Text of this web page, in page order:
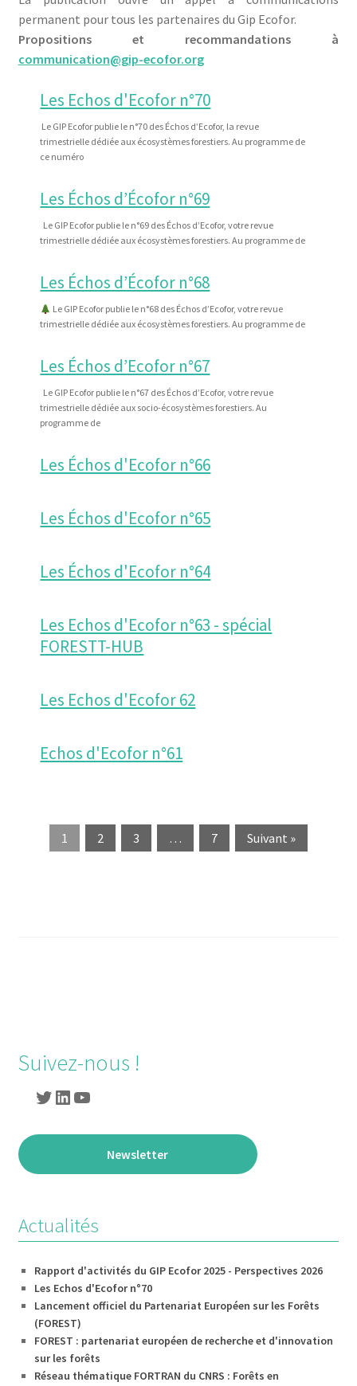
Qui est Ecofor ?
Contact
permanent pour tous les partenaires du Gip Ecofor.
Propositions et recommandations à
communication@gip-ecofor.org
Les Echos d'Ecofor n°70
Le GIP Ecofor publie le n°70 des Échos d’Ecofor, la revue
trimestrielle dédiée aux écosystèmes forestiers. Au programme de
ce numéro
Les Échos d’Écofor n°69
Le GIP Ecofor publie le n°69 des Échos d’Ecofor, votre revue
trimestrielle dédiée aux écosystèmes forestiers. Au programme de
Les Échos d’Écofor n°68
Le GIP Ecofor publie le n°68 des Échos d’Ecofor, votre revue
trimestrielle dédiée aux écosystèmes forestiers. Au programme de
Les Échos d’Ecofor n°67
Le GIP Ecofor publie le n°67 des Échos d’Ecofor, votre revue
trimestrielle dédiée aux socio-écosystèmes forestiers. Au
programme de
Les Échos d'Ecofor n°66
Les Échos d'Ecofor n°65
Les Échos d'Ecofor n°64
Les Echos d'Ecofor n°63 - spécial
FORESTT-HUB
Les Echos d'Ecofor 62
Echos d'Ecofor n°61
1 2 3 … 7 Suivant »
l’article
Suivez-nous !
Twitter
LinkedIn
YouTube
Newsletter
Actualités
Rapport d'activités du GIP Ecofor 2025 - Perspectives 2026
Les Echos d'Ecofor n°70
Lancement officiel du Partenariat Européen sur les Forêts
(FOREST)
FOREST : partenariat européen de recherche et d'innovation
sur les forêts
Réseau thématique FORTRAN du CNRS : Forêts en